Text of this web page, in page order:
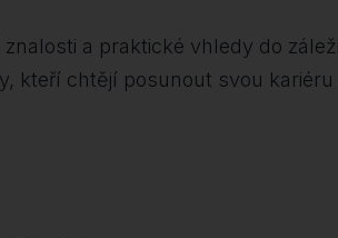
a praktické vhledy do
kteří chtějí posunout svou